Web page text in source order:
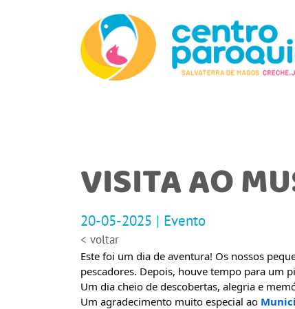
VISITA AO
20-05-2025 | Evento
< voltar
Este foi um dia de aventura! Os nossos
pescadores. Depois, houve tempo para um
Um dia cheio de descobertas, alegria e
Um agradecimento muito especial ao